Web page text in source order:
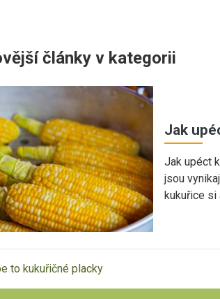
články v kategorii
Jak
Jak upéct
jsou
kukuřice
to kukuřičné placky